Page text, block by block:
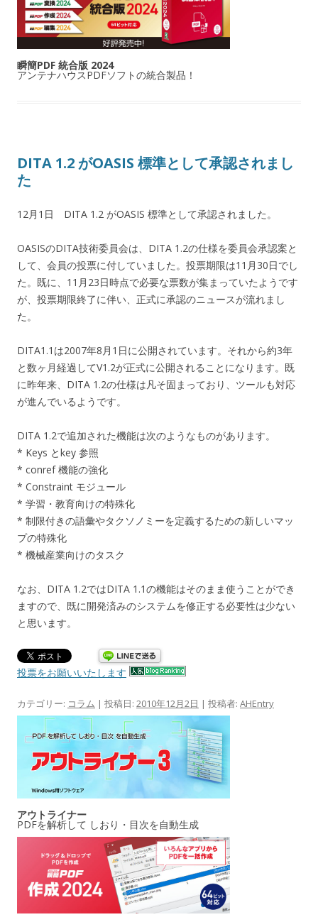
瞬簡PDF 統合版 2024
アンテナハウスPDFソフトの統合製品！
DITA 1.2 がOASIS 標準として承認されまし
た
12月1日 DITA 1.2 がOASIS 標準として承認されました。
OASISのDITA技術委員会は、DITA 1.2の仕様を委員会承認案と
して、会員の投票に付していました。投票期限は11月30日でし
た。既に、11月23日時点で必要な票数が集まっていたようです
が、投票期限終了に伴い、正式に承認のニュースが流れまし
た。
DITA1.1は2007年8月1日に公開されています。それから約3年
と数ヶ月経過してV1.2が正式に公開されることになります。既
に昨年来、DITA 1.2の仕様は凡そ固まっており、ツールも対応
が進んでいるようです。
DITA 1.2で追加された機能は次のようなものがあります。
* Keys とkey 参照
* conref 機能の強化
* Constraint モジュール
* 学習・教育向けの特殊化
* 制限付きの語彙やタクソノミーを定義するための新しいマッ
プの特殊化
* 機械産業向けのタスク
なお、DITA 1.2ではDITA 1.1の機能はそのまま使うことができ
ますので、既に開発済みのシステムを修正する必要性は少ない
と思います。
投票をお願いいたします
カテゴリー: コラム | 投稿日: 2010年12月2日 | 投稿者: AHEntry
アウトライナー
PDFを解析して しおり・目次を自動生成